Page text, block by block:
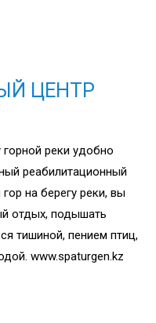
ЦЕНТР
реки удобно
реабилитационный
на берегу реки, вы
отдых, подышать
тишиной, пением птиц,
www.spaturgen.kz